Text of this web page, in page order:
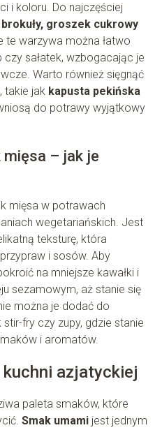
i koloru. Do najczęściej
groszek cukrowy
te warzywa można łatwo
sałatek, wzbogacając je
Warto również sięgnąć
takie jak kapusta pekińska
do potrawy wyjątkowy
– jak je
mięsa w potrawach
wegetariańskich. Jest
teksturę, która
i sosów. Aby
na mniejsze kawałki i
sezamowym, aż stanie się
można je dodać do
fry czy zupy, gdzie stanie
i aromatów.
azjatyckiej
paleta smaków, które
Smak umamijest jednym